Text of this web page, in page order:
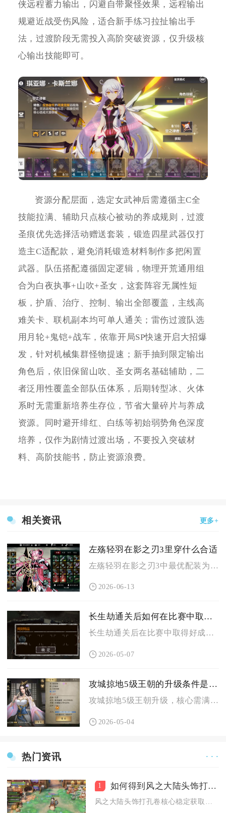
侠远程蓄力输出，闪避自带聚怪效果，远程输出
规避近战受伤风险，适合新手练习拉扯输出手
法，过渡阶段无需投入高阶突破资源，仅升级核
心输出技能即可。
资源分配层面，选定女武神后需遵循主C全
技能拉满、辅助只点核心被动的养成规则，过渡
圣痕优先选择活动赠送套装，锻造四星武器仅打
造主C适配款，避免消耗锻造材料制作多把闲置
武器。队伍搭配遵循固定逻辑，物理开荒通用组
合为白夜执事+山吹+圣女，这套阵容无属性短
板，护盾、治疗、控制、输出全部覆盖，主线高
难关卡、联机副本均可单人通关；雷伤过渡队选
用月轮+鬼铠+战车，依靠开局SP快速开启大招爆
发，针对机械集群怪物提速；新手抽到限定输出
角色后，依旧保留山吹、圣女两名基础辅助，二
者泛用性覆盖全部队伍体系，后期转型冰、火体
系时无需重新培养生存位，节省大量碎片与养成
资源。同时避开绯红、白练等初始弱势角色深度
培养，仅作为剧情过渡出场，不要投入突破材
料、高阶技能书，防止资源浪费。
相关资讯 更多+
左殇轻羽在影之刃3里穿什么合适
左殇轻羽在影之刃3中最优配装为真龙10件套+罪武武器+九九归...
2026-06-13
长生劫通关后如何在比赛中取得更好的成绩
长生劫通关后在比赛中取得好成绩，核心在于角色阵容的深度养成、...
2026-05-07
攻城掠地5级王朝的升级条件是怎样的
攻城掠地5级王朝升级，核心需满足国家经验、王朝前置任务、资源...
2026-05-04
热门资讯 · · ·
1 如何得到风之大陆头饰打孔卷
风之大陆头饰打孔卷核心稳定获取方式为分解紫色及以上品质闲置头...